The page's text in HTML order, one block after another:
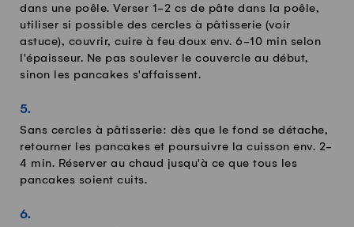
dans une poêle. Verser 1-2 cs de pâte dans la poêle,
utiliser si possible des cercles à pâtisserie (voir
astuce), couvrir, cuire à feu doux env. 6-10 min selon
l'épaisseur. Ne pas soulever le couvercle au début,
sinon les pancakes s'affaissent.
Sans cercles à pâtisserie: dès que le fond se détache,
retourner les pancakes et poursuivre la cuisson env. 2-
4 min. Réserver au chaud jusqu'à ce que tous les
pancakes soient cuits.